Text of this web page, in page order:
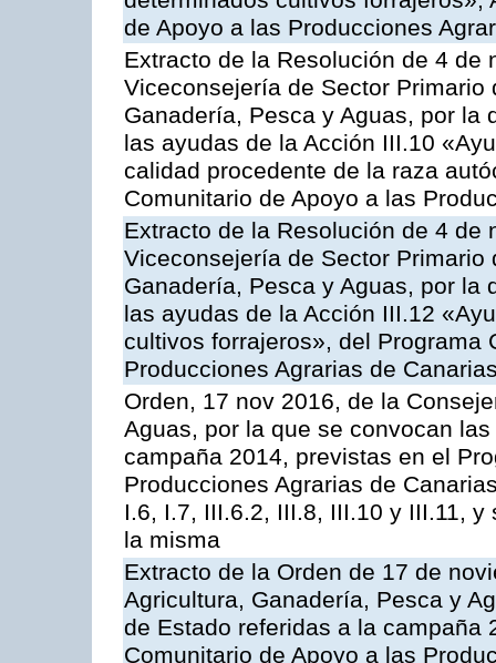
de Apoyo a las Producciones
Extracto de la Resolución de 4 de
Viceconsejería de Sector
Ganadería, Pesca y Aguas, por la
las ayudas de la Acción III.10
calidad procedente de la raza
Comunitario de Apoyo a las
Extracto de la Resolución de 4 de
Viceconsejería de Sector
Ganadería, Pesca y Aguas, por la
las ayudas de la Acción III.12
cultivos forrajeros», del Programa
Producciones Agrarias de
Orden, 17 nov 2016, de la
Aguas, por la que se convocan
campaña 2014, previstas en el
Producciones Agrarias de
I.6, I.7, III.6.2, III.8, III.10 y III.11,
la misma
Extracto de la Orden de 17 de
Agricultura, Ganadería, Pesca y
de Estado referidas a la campaña
Comunitario de Apoyo a las